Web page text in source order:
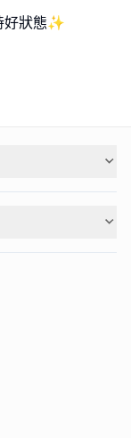
好狀態✨